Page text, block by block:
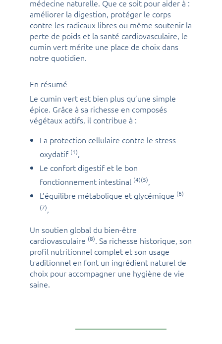
médecine naturelle. Que ce soit pour aider à :
améliorer la digestion, protéger le corps
contre les radicaux libres ou même soutenir la
perte de poids et la santé cardiovasculaire, le
cumin vert mérite une place de choix dans
notre quotidien.
En résumé
Le cumin vert est bien plus qu’une simple
épice. Grâce à sa richesse en composés
végétaux actifs, il contribue à :
La protection cellulaire contre le stress
oxydatif (1),
Le confort digestif et le bon
fonctionnement intestinal (4)(5),
L’équilibre métabolique et glycémique (6)
(7),
Un soutien global du bien-être
cardiovasculaire (8). Sa richesse historique, son
profil nutritionnel complet et son usage
traditionnel en font un ingrédient naturel de
choix pour accompagner une hygiène de vie
saine.